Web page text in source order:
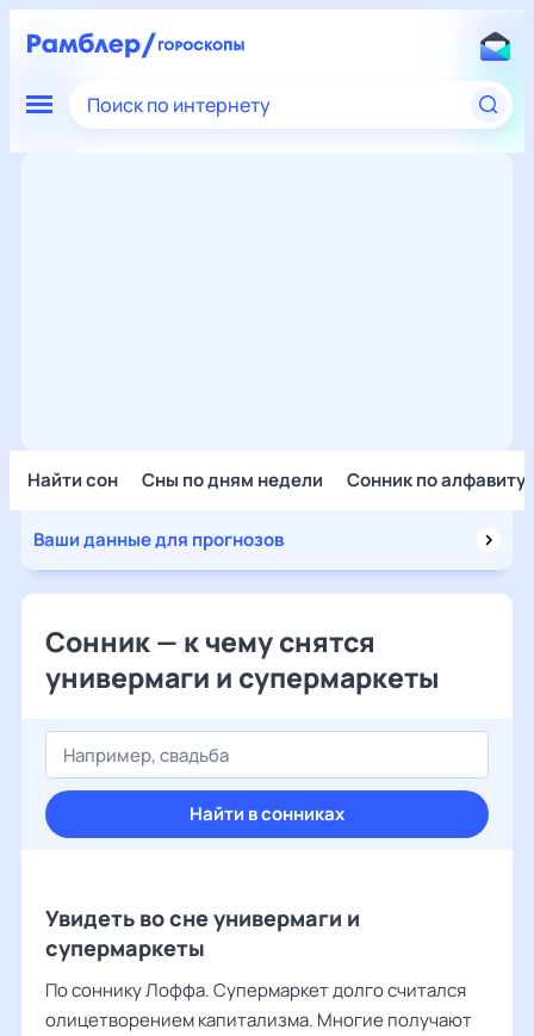
Поиск по интернету
Найти сон Сны по дням недели Сонник по алфавиту
Ваши данные для прогнозов
Сонник — к чему снятся
универмаги и супермаркеты
Найти в сонниках
Увидеть во сне универмаги и
супермаркеты
По соннику Лоффа. Супермаркет долго считался
олицетворением капитализма. Многие получают